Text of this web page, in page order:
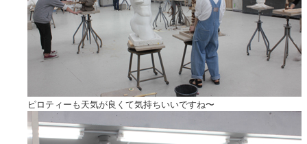
ピロティーも天気が良くて気持ちいいですね〜